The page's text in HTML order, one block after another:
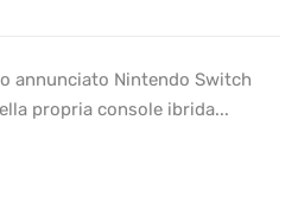
annunciato Nintendo Switch
propria console ibrida...